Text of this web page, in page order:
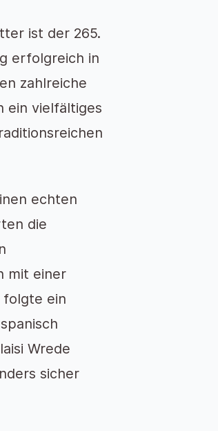
ist der 265.
erfolgreich in
zahlreiche
ein vielfältiges
echten
die
mit einer
folgte ein
Wrede
sicher